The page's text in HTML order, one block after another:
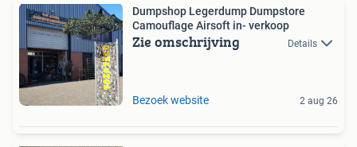
Dumpshop Legerdump Dumpstore
Camouflage Airsoft in- verkoop
Zie omschrijving Details
Bezoek website 2 aug 26